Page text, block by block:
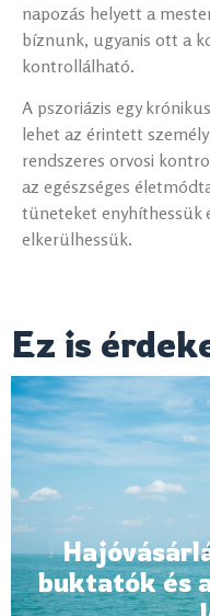
napozás helyett a
bíznunk, ugyanis ott a
kontrollálható.
A pszoriázis egy
lehet az érintett
rendszeres orvosi
az egészséges
tüneteket enyhíthessük
elkerülhessük.
Ez is
buktatók és